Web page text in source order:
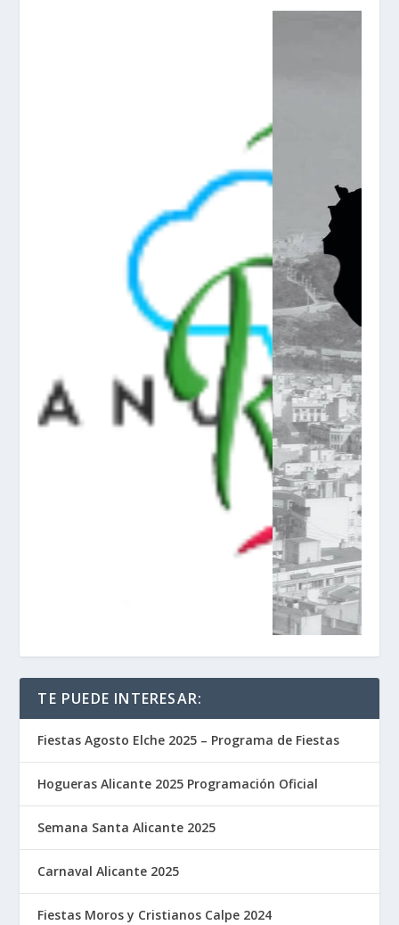
TE PUEDE INTERESAR:
Fiestas Agosto Elche 2025 – Programa de Fiestas
Hogueras Alicante 2025 Programación Oficial
Semana Santa Alicante 2025
Carnaval Alicante 2025
Fiestas Moros y Cristianos Calpe 2024